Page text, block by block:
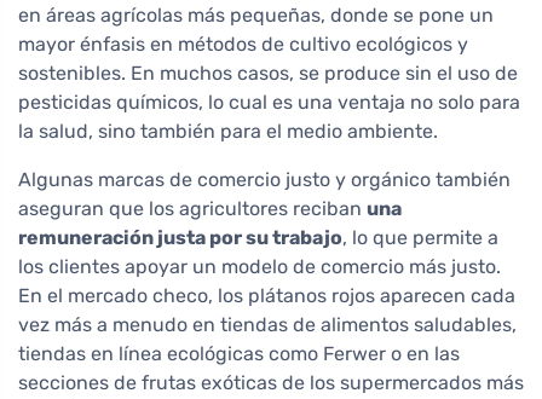
en áreas agrícolas más pequeñas, donde se pone un
mayor énfasis en métodos de cultivo ecológicos y
sostenibles. En muchos casos, se produce sin el uso de
pesticidas químicos, lo cual es una ventaja no solo para
la salud, sino también para el medio ambiente.
Algunas marcas de comercio justo y orgánico también
aseguran que los agricultores reciban una
remuneración justa por su trabajo, lo que permite a
los clientes apoyar un modelo de comercio más justo.
En el mercado checo, los plátanos rojos aparecen cada
vez más a menudo en tiendas de alimentos saludables,
tiendas en línea ecológicas como Ferwer o en las
secciones de frutas exóticas de los supermercados más